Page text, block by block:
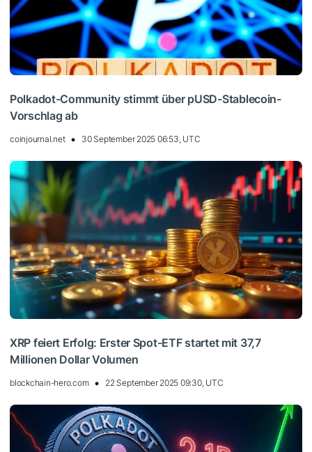
Polkadot-Community stimmt über pUSD-Stablecoin-
Vorschlag ab
coinjournal.net 30 September 2025 06:53, UTC
XRP feiert Erfolg: Erster Spot-ETF startet mit 37,7
Millionen Dollar Volumen
blockchain-hero.com 22 September 2025 09:30, UTC